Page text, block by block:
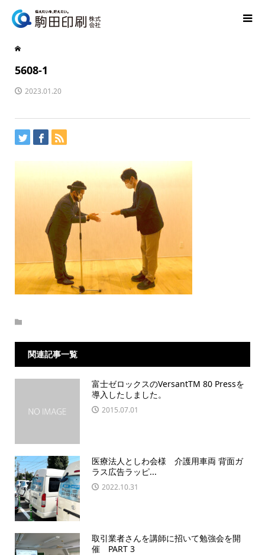
5608-1
2023.01.20
関連記事一覧
富士ゼロックスのVersantTM 80 Pressを
導入したしました。
2015.07.01
医療法人としわ会様 介護用車両 背面ガ
ラス広告ラッピ...
2022.10.31
取引業者さんを講師に招いて勉強会を開
催 PART 3